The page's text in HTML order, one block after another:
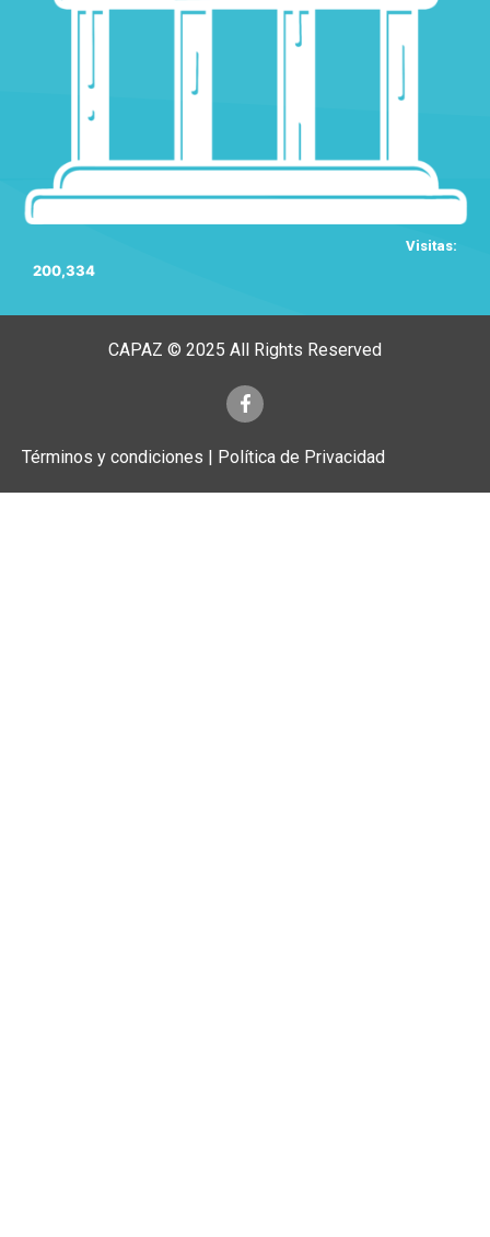
Visitas:
200,334
CAPAZ © 2025 All Rights Reserved
Términos y condiciones | Política de Privacidad